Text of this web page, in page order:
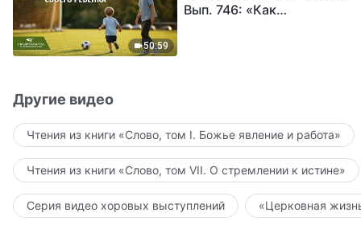
50:59
Вып. 746: «Как
Другие видео
Чтения из книги «Слово, том I. Божье явление и работа»
Чтения из книги «Слово, том VII. О стремлении к истине»
Серия видео хоровых выступлений «Церковная